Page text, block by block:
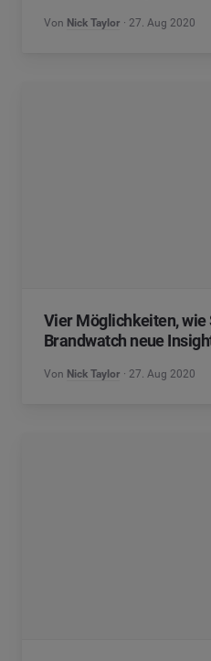
Von Nick Taylor 27. Aug 2020
Vier Möglichkeiten, wie
Brandwatch neue
Von Nick Taylor 27. Aug 2020